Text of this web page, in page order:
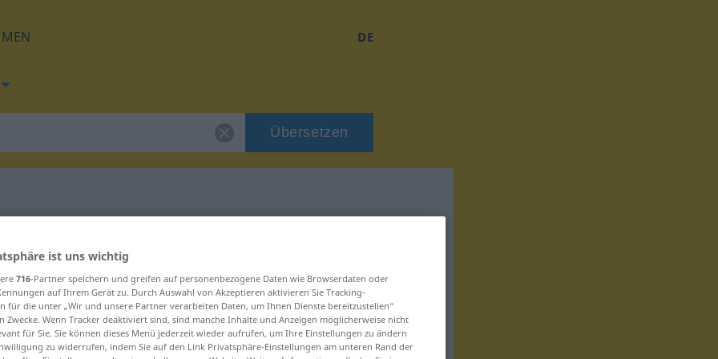
DE
Übersetzen
für "ausstatten"
ist uns wichtig
716-Partner speichern und greifen auf personenbezogene Daten wie Browserdaten oder
auf Ihrem Gerät zu. Durch Auswahl von Akzeptieren aktivieren Sie Tracking-
für die unter „Wir und unsere Partner verarbeiten Daten, um Ihnen Dienste bereitzustellen“
Zwecke. Wenn Tracker deaktiviert sind, sind manche Inhalte und Anzeigen möglicherweise nicht
für Sie. Sie können dieses Menü jederzeit wieder aufrufen, um Ihre Einstellungen zu ändern
zu widerrufen, indem Sie auf den Link Privatsphäre-Einstellungen am unteren Rand der